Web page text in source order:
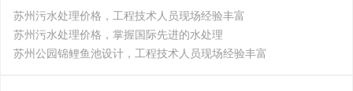
苏州污水处理价格，工程技术人员现场经验丰富
苏州污水处理价格，掌握国际先进的水处理
苏州公园锦鲤鱼池设计，工程技术人员现场经验丰富